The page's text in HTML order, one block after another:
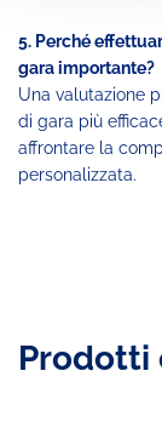
5. Perché
gara importante?
Una valutazione
di gara più
affrontare la
personalizzata.
Prodotti